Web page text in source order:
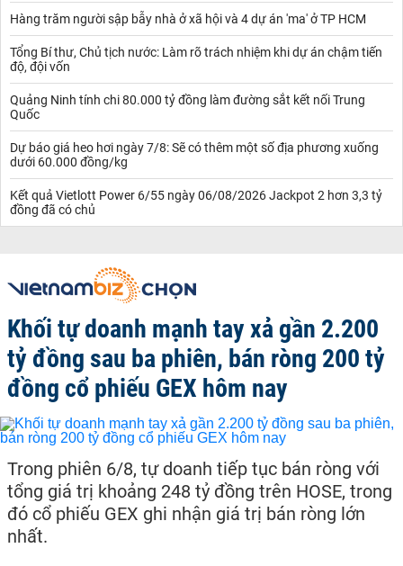
Hàng trăm người sập bẫy nhà ở xã hội và 4 dự án 'ma' ở TP HCM
Tổng Bí thư, Chủ tịch nước: Làm rõ trách nhiệm khi dự án chậm tiến
độ, đội vốn
Quảng Ninh tính chi 80.000 tỷ đồng làm đường sắt kết nối Trung
Quốc
Dự báo giá heo hơi ngày 7/8: Sẽ có thêm một số địa phương xuống
dưới 60.000 đồng/kg
Kết quả Vietlott Power 6/55 ngày 06/08/2026 Jackpot 2 hơn 3,3 tỷ
đồng đã có chủ
Khối tự doanh mạnh tay xả gần 2.200
tỷ đồng sau ba phiên, bán ròng 200 tỷ
đồng cổ phiếu GEX hôm nay
Trong phiên 6/8, tự doanh tiếp tục bán ròng với
tổng giá trị khoảng 248 tỷ đồng trên HOSE, trong
đó cổ phiếu GEX ghi nhận giá trị bán ròng lớn
nhất.